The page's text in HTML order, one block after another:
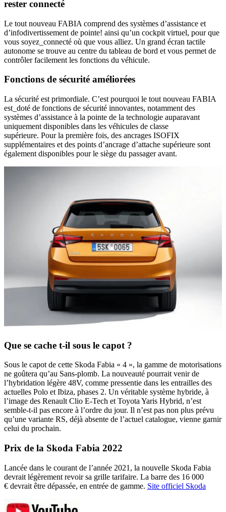
rester connecté
Le tout nouveau FABIA comprend des systèmes d’assistance et
d’infodivertissement de pointe! ainsi qu’un cockpit virtuel, pour que
vous soyez_connecté où que vous alliez. Un grand écran tactile
autonome se trouve au centre du tableau de bord et vous permet de
contrôler facilement les fonctions du véhicule.
Fonctions de sécurité améliorées
La sécurité est primordiale. C’est pourquoi le tout nouveau FABIA
est_doté de fonctions de sécurité innovantes, notamment des
systèmes d’assistance à la pointe de la technologie auparavant
uniquement disponibles dans les véhicules de classe
supérieure. Pour la première fois, des ancrages ISOFIX
supplémentaires et des points d’ancrage d’attache supérieure sont
également disponibles pour le siège du passager avant.
Que se cache t-il sous le capot ?
Sous le capot de cette Skoda Fabia « 4 », la gamme de motorisations
ne goûtera qu’au Sans-plomb. La nouveauté pourrait venir de
l’hybridation légère 48V, comme pressentie dans les entrailles des
actuelles Polo et Ibiza, phases 2. Un véritable système hybride, à
l’image des Renault Clio E-Tech et Toyota Yaris Hybrid, n’est
semble-t-il pas encore à l’ordre du jour. Il n’est pas non plus prévu
qu’une variante RS, déjà absente de l’actuel catalogue, vienne garnir
celui du prochain.
Prix de la Skoda Fabia 2022
Lancée dans le courant de l’année 2021, la nouvelle Skoda Fabia
devrait légèrement revoir sa grille tarifaire. La barre des 16 000
€ devrait être dépassée, en entrée de gamme. Site officiel Skoda